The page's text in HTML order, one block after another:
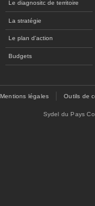
Le diagnositc de territoire
La stratégie
Le plan d'action
Budgets
Mentions légales Outils de
Sydel du Pays